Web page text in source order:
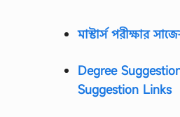
মাস্টার্স পরীক্ষার
Degree
Suggestion Links